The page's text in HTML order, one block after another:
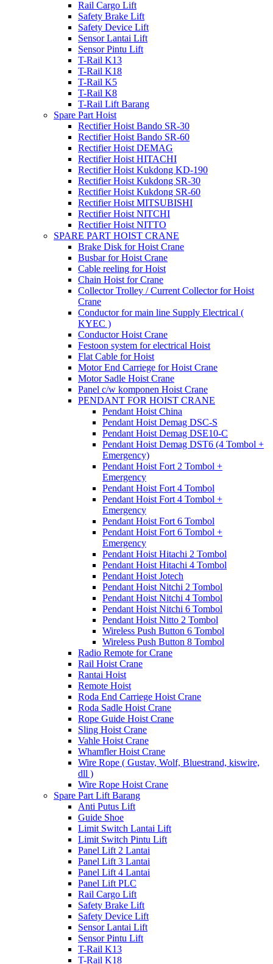
Rail Cargo Lift
Safety Brake Lift
Safety Device Lift
Sensor Lantai Lift
Sensor Pintu Lift
T-Rail K13
T-Rail K18
T-Rail K5
T-Rail K8
T-Rail Lift Barang
Spare Part Hoist
Rectifier Hoist Bando SR-30
Rectifier Hoist Bando SR-60
Rectifier Hoist DEMAG
Rectifier Hoist HITACHI
Rectifier Hoist Kukdong KD-190
Rectifier Hoist Kukdong SR-30
Rectifier Hoist Kukdong SR-60
Rectifier Hoist MITSUBISHI
Rectifier Hoist NITCHI
Rectifier Hoist NITTO
SPARE PART HOIST CRANE
Brake Disk for Hoist Crane
Busbar for Hoist Crane
Cable reeling for Hoist
Chain Hoist for Crane
Collector Trolley / Current Collector for Hoist
Crane
Conductor for main line Supply Electrical (
KYEC )
Conductor Hoist Crane
Festoon system for electrical Hoist
Flat Cable for Hoist
Motor End Carriege for Hoist Crane
Motor Sadle Hoist Crane
Panel c/w komponen Hoist Crane
PENDANT FOR HOIST CRANE
Pendant Hoist China
Pendant Hoist Demag DSC-S
Pendant Hoist Demag DSE10-C
Pendant Hoist Demag DST6 (4 Tombol +
Emergency)
Pendant Hoist Fort 2 Tombol +
Emergency
Pendant Hoist Fort 4 Tombol
Pendant Hoist Fort 4 Tombol +
Emergency
Pendant Hoist Fort 6 Tombol
Pendant Hoist Fort 6 Tombol +
Emergency
Pendant Hoist Hitachi 2 Tombol
Pendant Hoist Hitachi 4 Tombol
Pendant Hoist Jotech
Pendant Hoist Nitchi 2 Tombol
Pendant Hoist Nitchi 4 Tombol
Pendant Hoist Nitchi 6 Tombol
Pendant Hoist Nitto 2 Tombol
Wireless Push Button 6 Tombol
Wireless Push Button 8 Tombol
Radio Remote for Crane
Rail Hoist Crane
Rantai Hoist
Remote Hoist
Roda End Carriege Hoist Crane
Roda Sadle Hoist Crane
Rope Guide Hoist Crane
Sling Hoist Crane
Vahle Hoist Crane
Whamfler Hoist Crane
Wire Rope ( Gustav, Wolf, Bluestrand, kiswire,
dll )
Wire Rope Hoist Crane
Spare Part Lift Barang
Anti Putus Lift
Guide Shoe
Limit Switch Lantai Lift
Limit Switch Pintu Lift
Panel Lift 2 Lantai
Panel Lift 3 Lantai
Panel Lift 4 Lantai
Panel Lift PLC
Rail Cargo Lift
Safety Brake Lift
Safety Device Lift
Sensor Lantai Lift
Sensor Pintu Lift
T-Rail K13
T-Rail K18